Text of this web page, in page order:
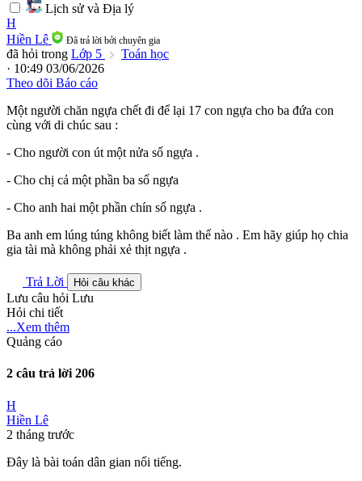
Lịch sử và Địa lý
H
Hiền Lê
Đã trả lời bởi chuyên gia
đã hỏi trong Lớp 5
Toán học
· 10:49 03/06/2026
Theo dõi Báo cáo
Một người chăn ngựa chết đi để lại 17 con ngựa cho ba đứa con
cùng với di chúc sau :
- Cho người con út một nửa số ngựa .
- Cho chị cả một phần ba số ngựa
- Cho anh hai một phần chín số ngựa .
Ba anh em lúng túng không biết làm thế nào . Em hãy giúp họ chia
gia tài mà không phải xẻ thịt ngựa .
Trả Lời Hỏi câu khác
Lưu câu hỏi Lưu
Hỏi chi tiết
...Xem thêm
Quảng cáo
2 câu trả lời 206
H
Hiền Lê
2 tháng trước
Đây là bài toán dân gian nổi tiếng.